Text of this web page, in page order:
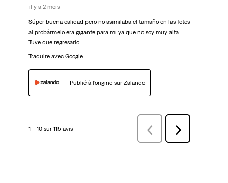
il y a 2 mois
Súper buena calidad pero no asimilaba el tamaño en las fotos
al probármelo era gigante para mi ya que no soy muy alta.
Tuve que regresarlo.
Traduire avec Google
Publié à l'origine sur Zalando
1 – 10 sur 115 avis PrécédentavisSuivant
avis